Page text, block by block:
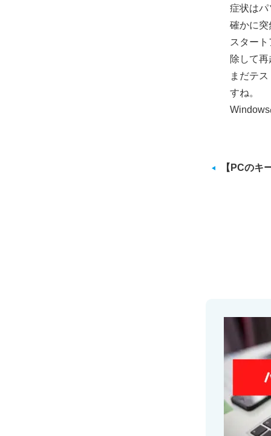
症状は
確かに突
スター
除して
まだテ
すね。
【PCのキ